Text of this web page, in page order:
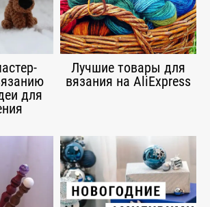
для
Лучшие товары для
вязания на AliExpress